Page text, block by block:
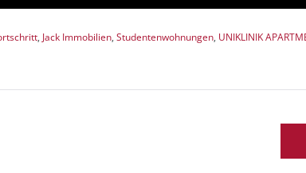
, Jack Immobilien, Studentenwohnungen, UNIKLINIK